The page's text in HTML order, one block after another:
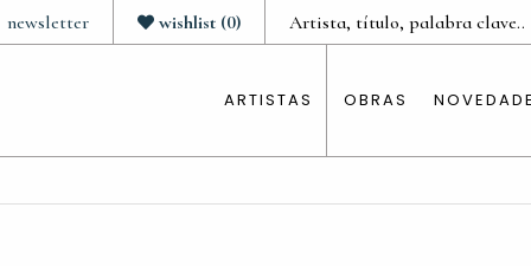
wishlist (0)
newsletter
ARTISTAS OBRAS